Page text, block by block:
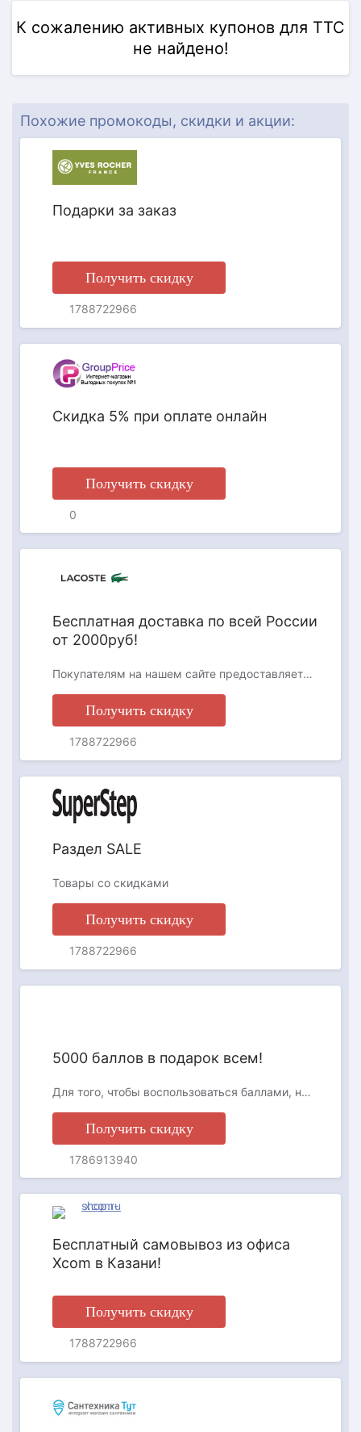
К сожалению активных купонов для ТТС
не найдено!
Похожие промокоды, скидки и акции:
АКЦИЯ
Подарки за заказ
Получить скидку
1788722966
АКЦИЯ
Скидка 5% при оплате онлайн
Получить скидку
0
АКЦИЯ
Бесплатная доставка по всей России
от 2000руб!
Покупателям на нашем сайте предоставляется на выбор два способа доставки: доставка курьерской службой по указанному адресу (DPD) и постаматы PickPoint. Заказы на сумму менее 2000 руб. доставляются только в постаматы PickPoint, курьерская доставка «до двери» для таких заказов не действует.
Получить скидку
1788722966
АКЦИЯ
Раздел SALE
Товары со скидками
Получить скидку
1788722966
АКЦИЯ
5000 баллов в подарок всем!
Для того, чтобы воспользоваться баллами, необходимо авторизоваться на нашем сайте. Баллы действуют на все товары, за исключением товаров с финальной ценой и не суммируются с промокодами. Баллами можно оплатить до 30% покупки. 1 балл = 1 рубль Акция действует до 16 августа включительно.
Получить скидку
1786913940
АКЦИЯ
Бесплатный самовывоз из офиса
Xcom в Казани!
Получить скидку
1788722966
АКЦИЯ